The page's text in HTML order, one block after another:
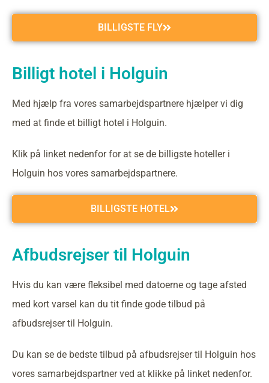
BILLIGSTE FLY
Billigt hotel i Holguin
Med hjælp fra vores samarbejdspartnere hjælper vi dig
med at finde et billigt hotel i Holguin.
Klik på linket nedenfor for at se de billigste hoteller i
Holguin hos vores samarbejdspartnere.
BILLIGSTE HOTEL
Afbudsrejser til Holguin
Hvis du kan være fleksibel med datoerne og tage afsted
med kort varsel kan du tit finde gode tilbud på
afbudsrejser til Holguin.
Du kan se de bedste tilbud på afbudsrejser til Holguin hos
vores samarbejdspartner ved at klikke på linket nedenfor.